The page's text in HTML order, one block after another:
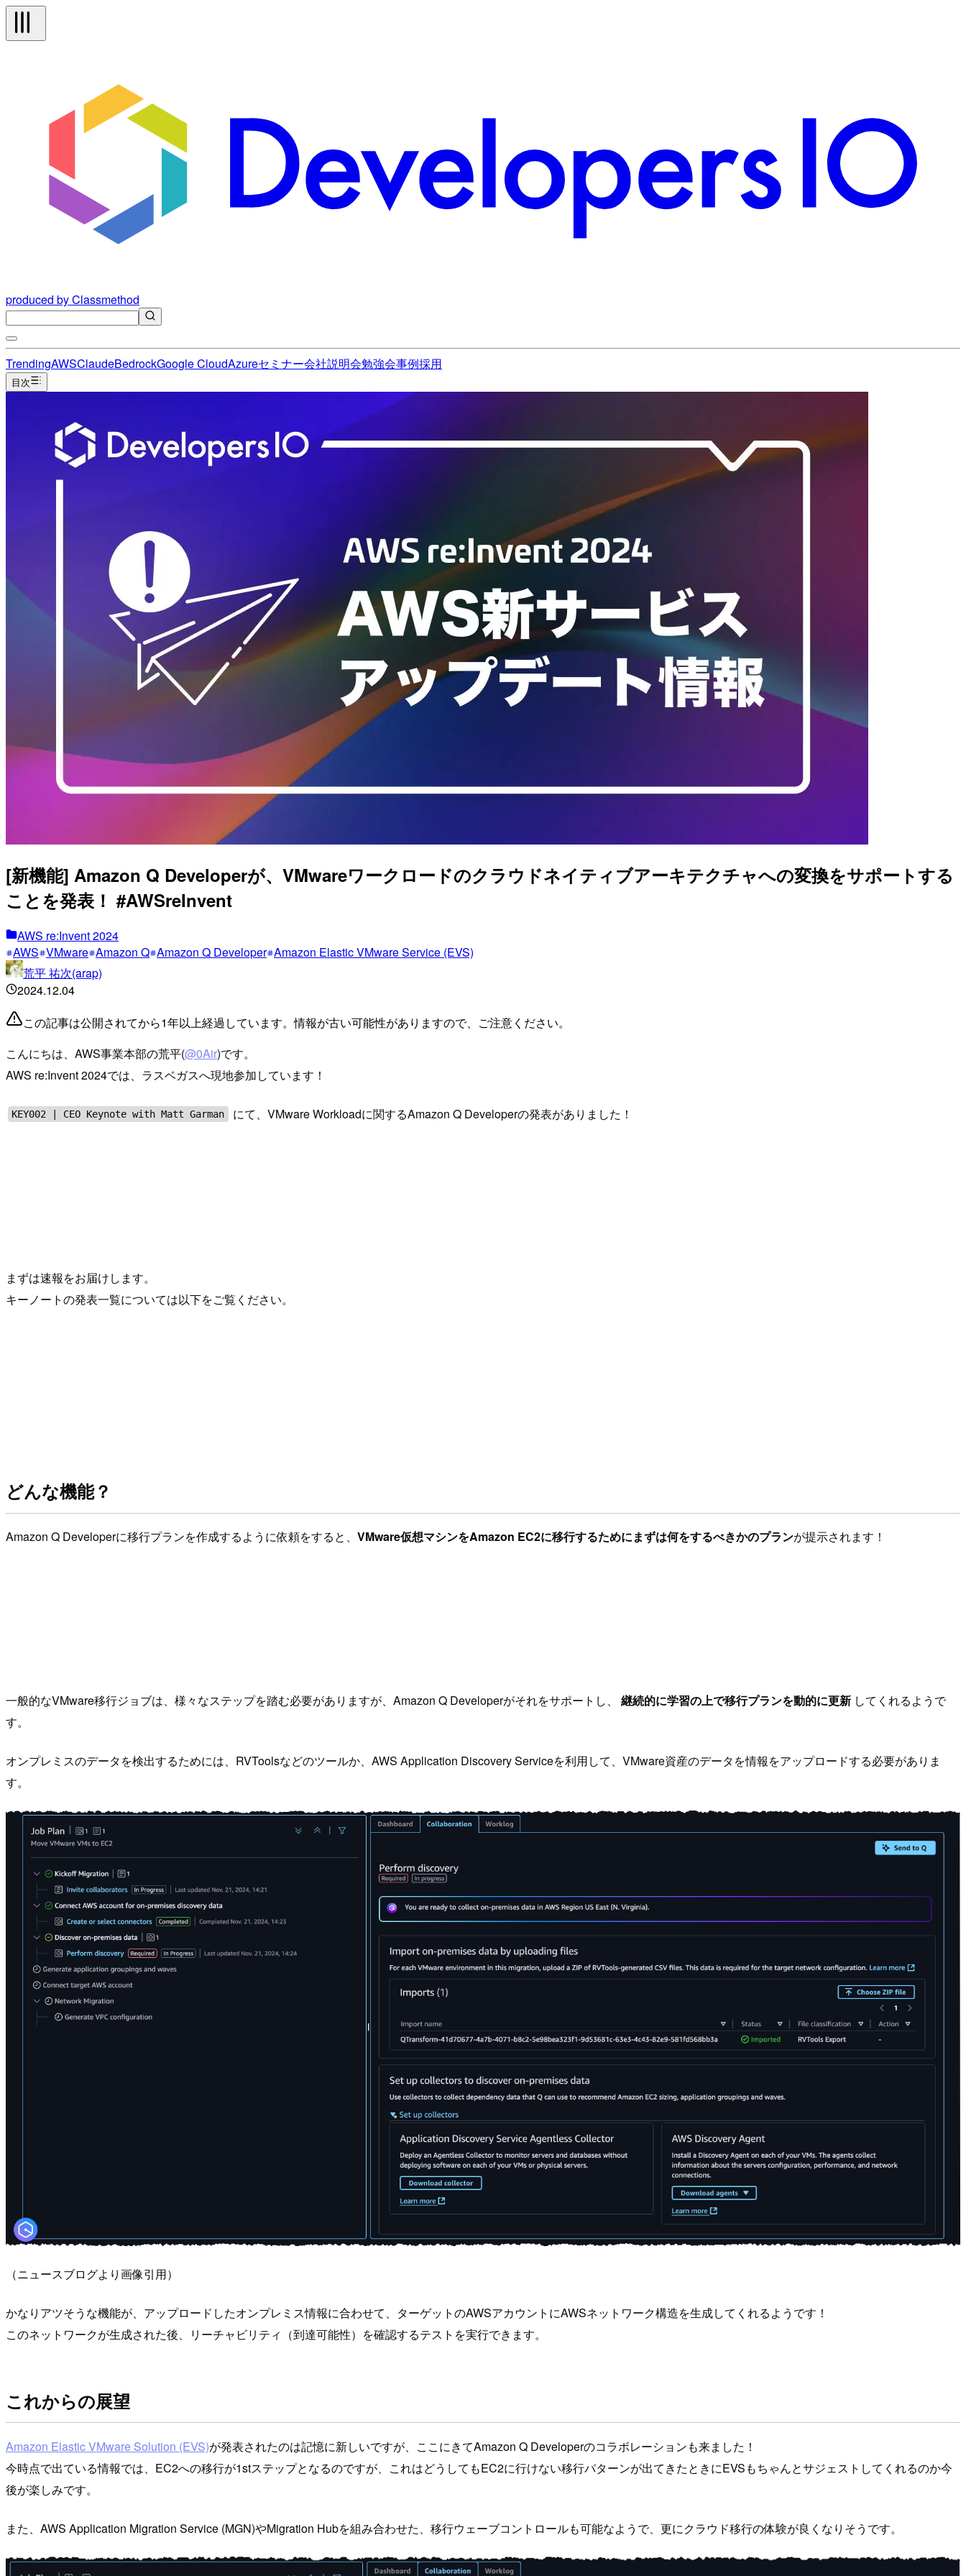
produced by Classmethod
TrendingAWSClaudeBedrockGoogle CloudAzureセミナー会社説明会勉強会事例採用
目次
[新機能] Amazon Q Developerが、VMwareワークロードのクラウドネイティブアーキテクチャへの変換をサポートする
ことを発表！ #AWSreInvent
AWS re:Invent 2024
AWS VMware Amazon Q Amazon Q Developer Amazon Elastic VMware Service (EVS)
荒平 祐次(arap)
2024.12.04
この記事は公開されてから1年以上経過しています。情報が古い可能性がありますので、ご注意ください。
こんにちは、AWS事業本部の荒平(@0Air)です。
AWS re:Invent 2024では、ラスベガスへ現地参加しています！
KEY002 | CEO Keynote with Matt Garman にて、VMware Workloadに関するAmazon Q Developerの発表がありました！
まずは速報をお届けします。
キーノートの発表一覧については以下をご覧ください。
どんな機能？
Amazon Q Developerに移行プランを作成するように依頼をすると、 VMware仮想マシンをAmazon EC2に移行するためにまずは何をするべきかのプランが提示されます！
一般的なVMware移行ジョブは、様々なステップを踏む必要がありますが、Amazon Q Developerがそれをサポートし、 継続的に学習の上で移行プランを動的に更新 してくれるようで
す。
オンプレミスのデータを検出するためには、RVToolsなどのツールか、AWS Application Discovery Serviceを利用して、VMware資産のデータを情報をアップロードする必要がありま
す。
（ニュースブログより画像引用）
かなりアツそうな機能が、アップロードしたオンプレミス情報に合わせて、ターゲットのAWSアカウントにAWSネットワーク構造を生成してくれるようです！
このネットワークが生成された後、リーチャビリティ（到達可能性）を確認するテストを実行できます。
これからの展望
Amazon Elastic VMware Solution (EVS)が発表されたのは記憶に新しいですが、ここにきてAmazon Q Developerのコラボレーションも来ました！
今時点で出ている情報では、EC2への移行が1stステップとなるのですが、これはどうしてもEC2に行けない移行パターンが出てきたときにEVSもちゃんとサジェストしてくれるのか今
後が楽しみです。
また、AWS Application Migration Service (MGN)やMigration Hubを組み合わせた、移行ウェーブコントロールも可能なようで、更にクラウド移行の体験が良くなりそうです。